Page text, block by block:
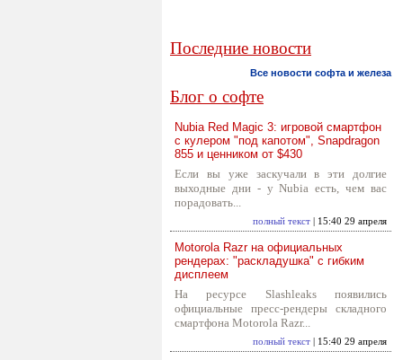
Последние новости
Все новости софта и железа
Блог о софте
Nubia Red Magic 3: игровой смартфон
с кулером "под капотом", Snapdragon
855 и ценником от $430
Если вы уже заскучали в эти долгие
выходные дни - у Nubia есть, чем вас
порадовать...
полный текст | 15:40 29 апреля
Motorola Razr на официальных
рендерах: "раскладушка" с гибким
дисплеем
На ресурсе Slashleaks появились
официальные пресс-рендеры складного
смартфона Motorola Razr...
полный текст | 15:40 29 апреля